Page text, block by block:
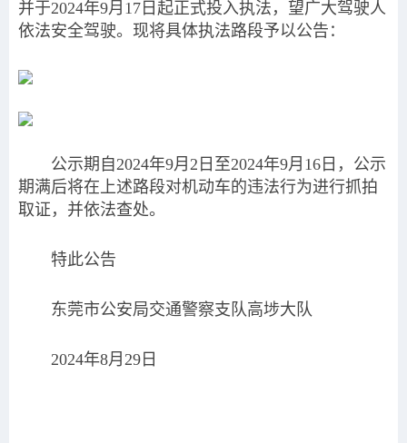
并于2024年9月17日起正式投入执法，望广大驾驶人
依法安全驾驶。现将具体执法路段予以公告：
公示期自2024年9月2日至2024年9月16日，公示
期满后将在上述路段对机动车的违法行为进行抓拍
取证，并依法查处。
特此公告
东莞市公安局交通警察支队高埗大队
2024年8月29日